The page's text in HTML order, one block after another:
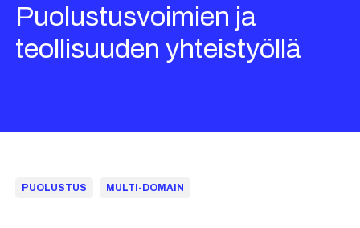
Puolustusvoimien ja
teollisuuden yhteistyöllä
PUOLUSTUS MULTI-DOMAIN